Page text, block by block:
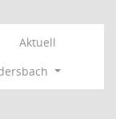
Aktuell